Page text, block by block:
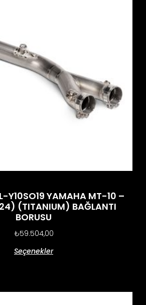
Y10SO19 YAMAHA MT-10 –
(TITANIUM) BAĞLANTI
BORUSU
₺59.504,00
Seçenekler